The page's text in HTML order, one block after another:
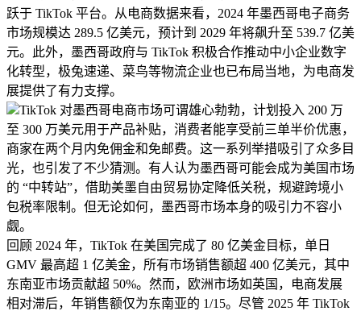
跃于 TikTok 平台。从电商数据来看，2024 年墨西哥电子商务
市场规模达 289.5 亿美元，预计到 2029 年将飙升至 539.7 亿美
元。此外，墨西哥政府与 TikTok 积极合作推动中小企业数字
化转型，极兔速递、菜鸟等物流企业也已布局当地，为电商发
展提供了有力支撑。
TikTok 对墨西哥电商市场可谓雄心勃勃，计划投入 200 万
至 300 万美元用于产品补贴，消费者能享受前三单半价优惠，
商家在两个月内免佣金和免邮费。这一系列举措吸引了众多目
光，也引发了不少猜测。有人认为墨西哥可能会成为美国市场
的 “中转站”，借助美墨自由贸易协定降低关税，规避跨境小
包税率限制。但无论如何，墨西哥市场本身的吸引力不容小
觑。
回顾 2024 年，TikTok 在美国完成了 80 亿美金目标，单日
GMV 最高超 1 亿美金，所有市场销售额超 400 亿美元，其中
东南亚市场贡献超 50%。然而，欧洲市场如英国，电商发展
相对滞后，年销售额仅为东南亚的 1/15。尽管 2025 年 TikTok